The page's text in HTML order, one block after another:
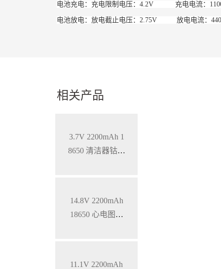
电池充电：充电限制电压：4.2V 充电电流：
电池放电：放电截止电压：2.75V 放电电流：
相关产品
3.7V 2200mAh 1
8650 清洁器钴酸
14.8V 2200mAh
18650 心电图机
11.1V 2200mAh